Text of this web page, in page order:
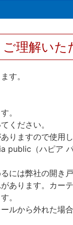
理解いた
す。
。
ください。
りますので使用し
（ハピア
は弊社の開き戸
ります。カー
。
から外れた場